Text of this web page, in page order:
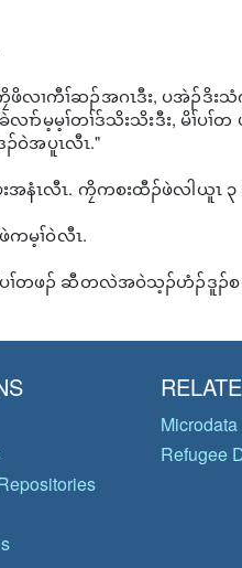
ၢကီၢ်ဆၣ်အဂၤဒီး, ပအဲၣ်ဒိးသံ
ၢာ်မ့မ့ၢ်တၢ်ဒ်သိးသိးဒီး, မိၢ်ပ
ဝဲအပူၤလီၤ."
အနံၤလီၤ. ကၠိကစးထီၣ်ဖဲလါယူၤ
ကမ့ၢ်ဝဲလီၤ.
ပၢ်တဖၣ် ဆီတလဲအဝဲသ့ၣ်ဟံၣ်ဒူၣ်
Refugee